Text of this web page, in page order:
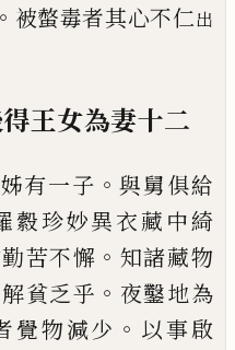
。 被螫毒者其心不仁出
王女為妻十二
姊有一子 。與舅俱給
縠珍妙異衣藏中綺
苦不懈 。 知諸藏物
貧乏乎 。 夜鑿地為
覺物減少 。 以事啟